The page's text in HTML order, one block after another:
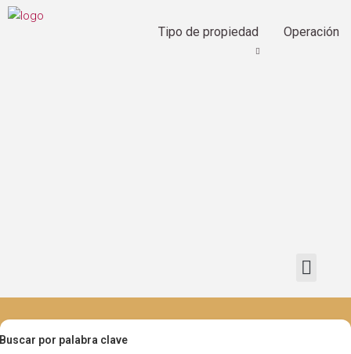
Tipo de propiedad Operación
Buscar por palabra clave